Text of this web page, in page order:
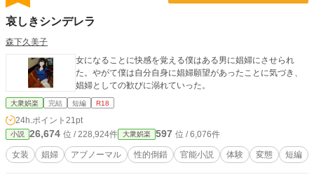
哀しきシンデレラ
森下久美子
女になることに快感を覚える僕はある男に娼婦にさせられ
た。やがて僕は自分自身に娼婦願望があったことに気づき、
娼婦としての歓びに溺れていった。
大衆娯楽 完結 短編 R18
24h.ポイント 21pt
小説 26,674 位 / 228,924件 大衆娯楽 597 位 / 6,076件
女装 娼婦 アブノーマル 性的倒錯 官能小説 体験 変態 短編